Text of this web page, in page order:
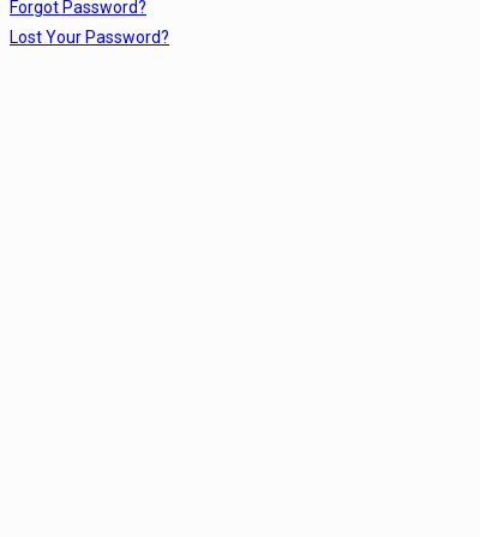
Forgot Password?
Lost Your Password?